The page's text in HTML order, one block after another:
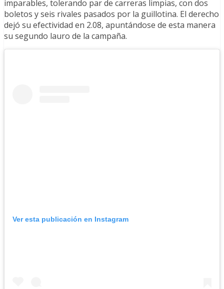
imparables, tolerando par de carreras limpias, con dos
boletos y seis rivales pasados por la guillotina. El derecho
dejó su efectividad en 2.08, apuntándose de esta manera
su segundo lauro de la campaña.
Ver esta publicación en Instagram